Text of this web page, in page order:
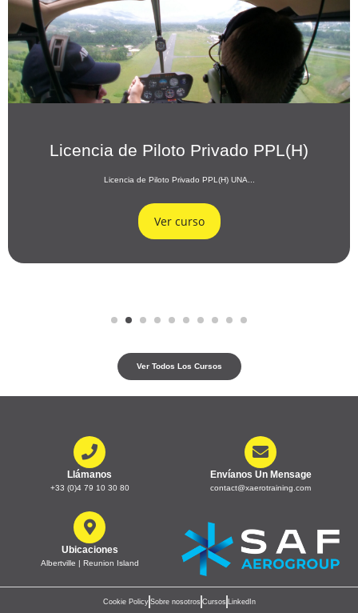
Licencia de Piloto Privado PPL(H)
Licencia de Piloto Privado PPL(H) UNA...
Ver curso
Ver Todos Los Cursos
Llámanos
+33 (0)4 79 10 30 80
Envíanos Un Mensage
contact@xaerotraining.com
Ubicaciones
Albertville | Reunion Island
Cookie Policy Sobre nosotros Cursos LinkedIn